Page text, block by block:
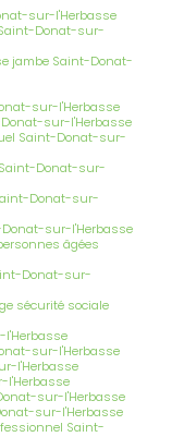
sur-l'Herbasse
Donat-sur-
jambe Saint-Donat-
sur-l'Herbasse
sur-l'Herbasse
Saint-Donat-sur-
Donat-sur-
Donat-sur-
Donat-sur-l'Herbasse
âgées
Donat-sur-
sécurité sociale
l'Herbasse
sur-l'Herbasse
l'Herbasse
l'Herbasse
sur-l'Herbasse
sur-l'Herbasse
Saint-